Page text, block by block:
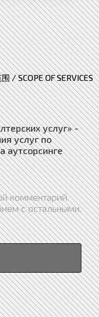
/ SCOPE OF SERVICES
услуг» -
услуг по
аутсорсинге
комментарий.
с остальными.